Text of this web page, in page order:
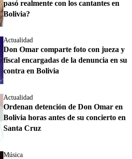
pasó realmente con los cantantes en
Bolivia?
Actualidad
Don Omar comparte foto con jueza y
fiscal encargadas de la denuncia en su
contra en Bolivia
Actualidad
Ordenan detención de Don Omar en
Bolivia horas antes de su concierto en
Santa Cruz
Música